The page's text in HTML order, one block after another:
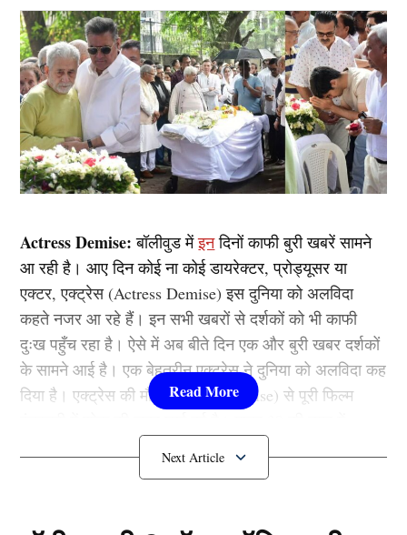
Actress Demise: बॉलीवुड मेंइनदिनों काफी बुरी खबरें सामने
आ रही है। आए दिन कोई ना कोई डायरेक्टर, प्रोड्यूसर या
एक्टर, एक्ट्रेस (Actress Demise) इस दुनिया को अलविदा
कहते नजर आ रहे हैं। इन सभी खबरों से दर्शकों को भी काफी
दुःख पहुँच रहा है। ऐसे में अब बीते दिन एक और बुरी खबर दर्शकों
के सामने आई है। एक बेहतरीन एक्ट्रेस ने दुनिया को अलविदा कह
दिया है। एक्ट्रेस की मौत (Actress Demise) से पूरी फिल्म
एक्ट्रेस ने मौत को गले लगा लिया है।